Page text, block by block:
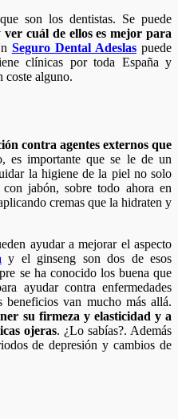
son los dentistas. Se puede
cuál de ellos es mejor para
Seguro Dental Adeslas puede
clínicas por toda España y
coste alguno.
contra agentes externos que
es importante que se le de un
la higiene de la piel no solo
jabón, sobre todo ahora en
cremas que la hidraten y
ayudar a mejorar el aspecto
y el ginseng son dos de esos
se ha conocido los buena que
ayudar contra enfermedades
van mucho más allá.
su firmeza y elasticidad y a
ojeras. ¿Lo sabías?. Además
de depresión y cambios de